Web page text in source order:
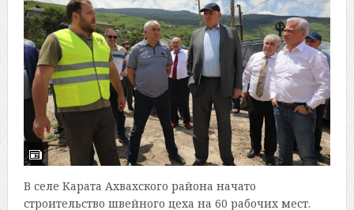
В селе Карата Ахвахского района начато
строительство швейного цеха на 60 рабочих мест.